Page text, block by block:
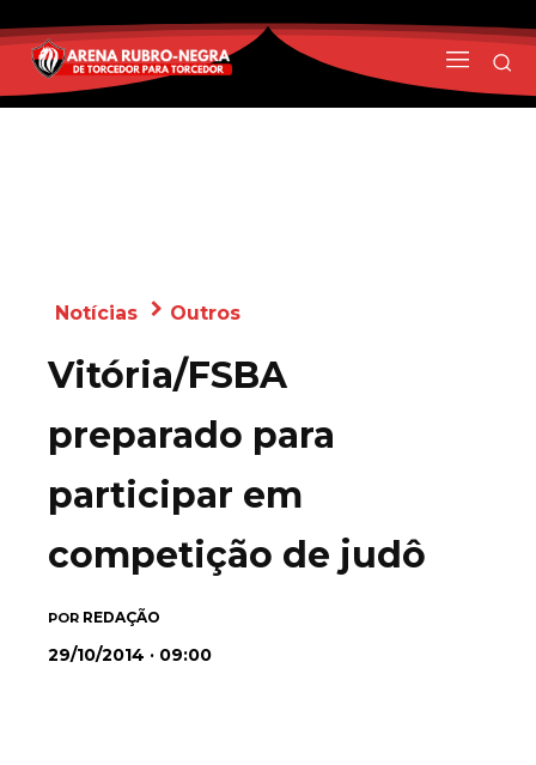
Notícias Outros
Vitória/FSBA
preparado para
participar em
competição de judô
POR REDAÇÃO
29/10/2014 · 09:00